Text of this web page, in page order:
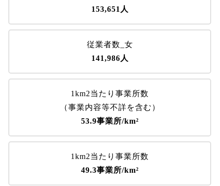
153,651人
従業者数_女
141,986人
1km2当たり事業所数
（事業内容等不詳を含む）
53.9事業所/km²
1km2当たり事業所数
49.3事業所/km²